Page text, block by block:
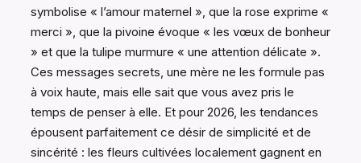
symbolise « l’amour maternel », que la rose exprime «
merci », que la pivoine évoque « les vœux de bonheur
» et que la tulipe murmure « une attention délicate ».
Ces messages secrets, une mère ne les formule pas
à voix haute, mais elle sait que vous avez pris le
temps de penser à elle. Et pour 2026, les tendances
épousent parfaitement ce désir de simplicité et de
sincérité : les fleurs cultivées localement gagnent en